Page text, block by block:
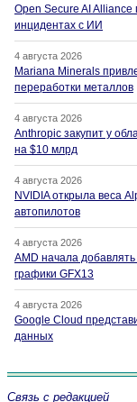
Open Secure AI
инцидентах с ИИ
4 августа 2026
Mariana Minerals
переработки металлов
4 августа 2026
Anthropic закупит у
на $10 млрд
4 августа 2026
NVIDIA открыла веса
автопилотов
4 августа 2026
AMD начала
графики GFX13
4 августа 2026
Google Cloud
данных
Связь с редакцией